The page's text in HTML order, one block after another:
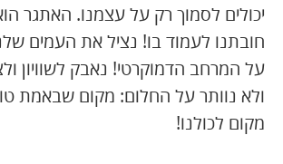
יכולים לסמוך רק על עצמנו. האתגר
חובתנו לעמוד בו! נציל את העמים
על המרחב הדמוקרטי! נאבק לשוויון
ולא נוותר על החלום: מקום שבאמת
מקום לכולנו!